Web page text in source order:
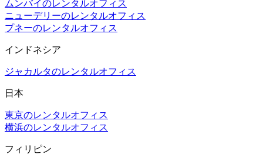
ムンバイのレンタルオフィス
ニューデリーのレンタルオフィス
プネーのレンタルオフィス
インドネシア
ジャカルタのレンタルオフィス
日本
東京のレンタルオフィス
横浜のレンタルオフィス
フィリピン